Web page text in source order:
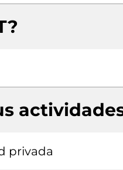
privada